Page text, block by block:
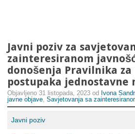
Javni poziv za
zainteresiranom
donošenja Pravilnika za
postupaka jednostavne
Objavljeno 31 listopada, 2023 od Ivona
javne objave, Savjetovanja sa
Javni poziv